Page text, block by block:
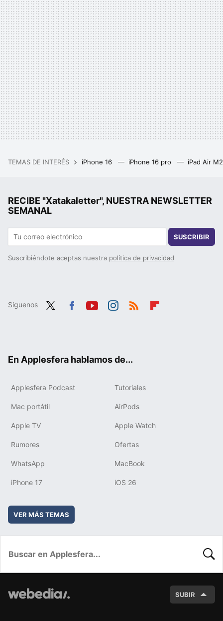
TEMAS DE INTERÉS iPhone 16 iPhone 16 pro iPad Air
RECIBE "Xatakaletter", NUESTRA NEWSLETTER
SEMANAL
SUSCRIBIR
Suscribiéndote aceptas nuestra política de privacidad
Síguenos
En Applesfera hablamos de...
Applesfera Podcast Tutoriales
Mac portátil AirPods
Apple TV Apple Watch
Rumores Ofertas
WhatsApp MacBook
iPhone 17 iOS 26
VER MÁS TEMAS
SUBIR